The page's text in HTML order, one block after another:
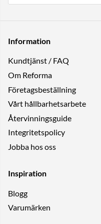
Information
Kundtjänst / FAQ
Om Reforma
Företagsbeställning
Vårt hållbarhetsarbete
Återvinningsguide
Integritetspolicy
Jobba hos oss
Inspiration
Blogg
Varumärken